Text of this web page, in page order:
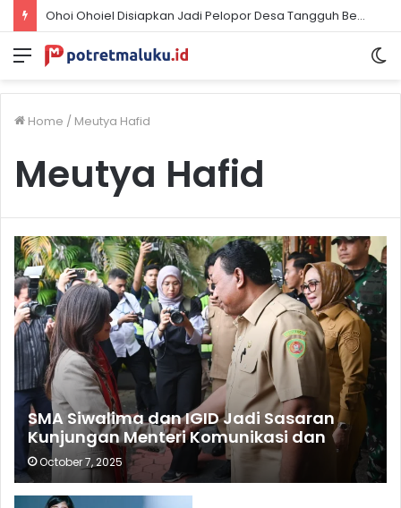
Ohoi Ohoiel Disiapkan Jadi Pelopor Desa Tangguh Bencana di Maluku Tenggara
Menu
Home / Meutya Hafid
Meutya Hafid
SMA Siwalima dan IGID Jadi Sasaran
Kunjungan Menteri Komunikasi dan
Digital di Ambon
October 7, 2025